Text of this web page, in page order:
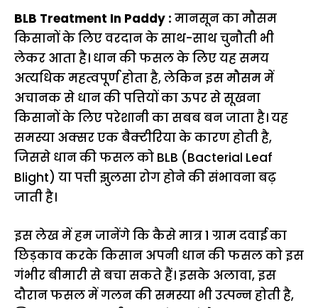
BLB Treatment In Paddy : मानसून का मौसम
किसानों के लिए वरदान के साथ-साथ चुनौती भी
लेकर आता है। धान की फसल के लिए यह समय
अत्यधिक महत्वपूर्ण होता है, लेकिन इस मौसम में
अचानक से धान की पत्तियों का ऊपर से सूखना
किसानों के लिए परेशानी का सबब बन जाता है। यह
समस्या अक्सर एक बैक्टीरिया के कारण होती है,
जिससे धान की फसल को BLB (Bacterial Leaf
Blight) या पत्ती झुलसा रोग होने की संभावना बढ़
जाती है।
इस लेख में हम जानेंगे कि कैसे मात्र 1 ग्राम दवाई का
छिड़काव करके किसान अपनी धान की फसल को इस
गंभीर बीमारी से बचा सकते हैं। इसके अलावा, इस
दौरान फसल में गलन की समस्या भी उत्पन्न होती है,